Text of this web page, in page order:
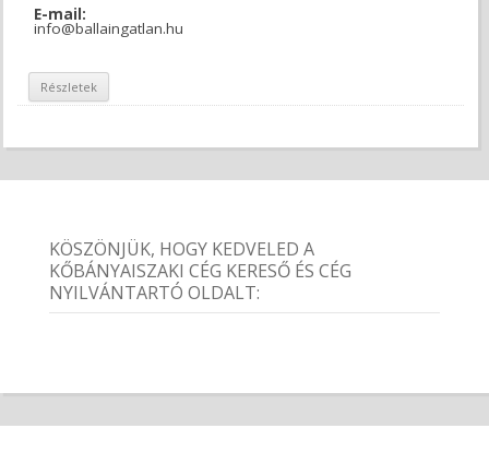
E-mail:
info@ballaingatlan.hu
Részletek
KÖSZÖNJÜK, HOGY KEDVELED A
KŐBÁNYAISZAKI CÉG KERESŐ ÉS CÉG
NYILVÁNTARTÓ OLDALT: